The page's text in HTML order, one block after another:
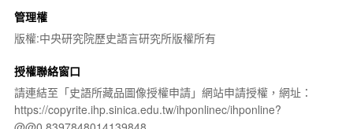
管理權
版權:中央研究院歷史語言研究所版權所有
授權聯絡窗口
請連結至「史語所藏品圖像授權申請」網站申請授權，網址：
https://copyrite.ihp.sinica.edu.tw/ihponlinec/ihponline?